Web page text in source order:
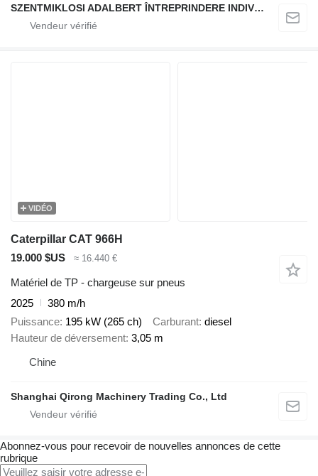
SZENTMIKLOSI ADALBERT ÎNTREPRINDERE INDIVIDUALĂ
VIDÉO
Caterpillar CAT 966H
19.000 $US
≈ 16.440 €
Matériel de TP - chargeuse sur pneus
2025
380 m/h
Puissance 195 kW (265 ch) Carburant diesel
Hauteur de déversement 3,05 m
Chine
Shanghai Qirong Machinery Trading Co., Ltd
Abonnez-vous pour recevoir de nouvelles annonces de cette
rubrique